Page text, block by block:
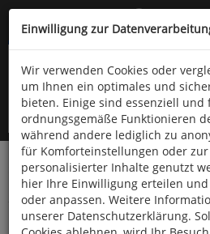
Kompletten Head der Seite
oder (06766) 9323-
Startseite Technik & Freizeit
Spiele für Draußen
Windspiel
Einwilligung zur
Wir verwenden Cookies oder
um Ihnen ein optimales und
bieten. Einige sind essenziell und
ordnungsgemäße Funktionieren
während andere lediglich zu
für Komforteinstellungen oder zur
personalisierter Inhalte genutzt
hier Ihre Einwilligung erteilen
oder anpassen. Weitere
unserer Datenschutzerklärung.